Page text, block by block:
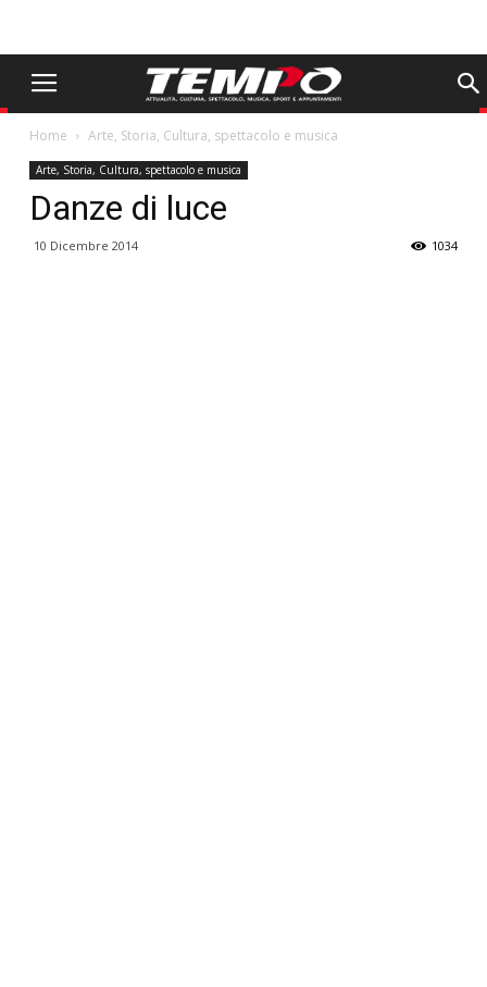
Home Arte, Storia, Cultura, spettacolo e musica
Arte, Storia, Cultura, spettacolo e musica
Danze di luce
10 Dicembre 2014 1034